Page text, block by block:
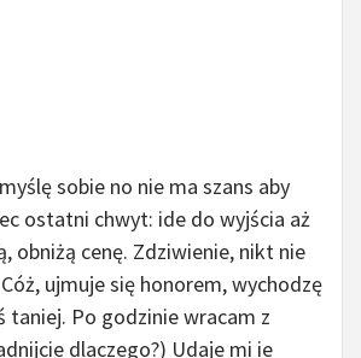
sobie no nie ma szans aby
ostatni chwyt: ide do wyjścia aż
obniżą cenę. Zdziwienie, nikt nie
ujmuje się honorem, wychodzę
taniej. Po godzinie wracam z
dlaczego?) Udaje mi ie